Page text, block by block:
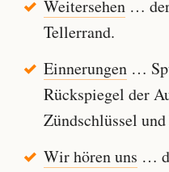
Weitersehen… der
Tellerrand.
Einnerungen…
Rückspiegel der
Zündschlüssel
Wir hören uns …